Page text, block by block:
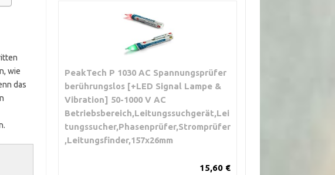
wie
das
PeakTech P 1030 AC Spannungsprüfer
berührungslos [+LED Signal Lampe &
Vibration] 50-1000 V AC
Betriebsbereich,Leitungssuchgerät,Lei
tungssucher,Phasenprüfer,Stromprüfer
,Leitungsfinder,157x26mm
15,60 €